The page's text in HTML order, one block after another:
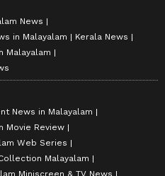
News
in Malayalam
Kerala News
Malayalam
News in Malayalam
Movie Review
Web Series
Malayalam
Miniscreen & TV News